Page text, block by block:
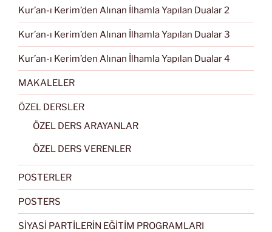
Kur’an-ı Kerim’den Alınan İlhamla Yapılan Dualar 2
Kur’an-ı Kerim’den Alınan İlhamla Yapılan Dualar 3
Kur’an-ı Kerim’den Alınan İlhamla Yapılan Dualar 4
MAKALELER
ÖZEL DERSLER
ÖZEL DERS ARAYANLAR
ÖZEL DERS VERENLER
POSTERLER
POSTERS
SİYASİ PARTİLERİN EĞİTİM PROGRAMLARI